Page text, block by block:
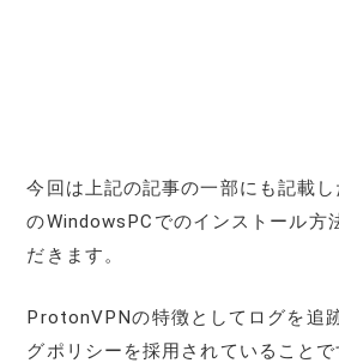
今回は上記の記事の一部にも記載
のWindowsPCでのインストール方
だきます。
ProtonVPNの特徴としてログを追
グポリシーを採用されていることで